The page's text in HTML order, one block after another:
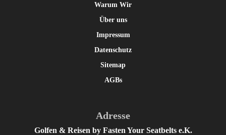
Warum Wir
Über uns
Impressum
Datenschutz
Sitemap
AGBs
Adresse
Golfen & Reisen by Fasten Your Seatbelts e.K.